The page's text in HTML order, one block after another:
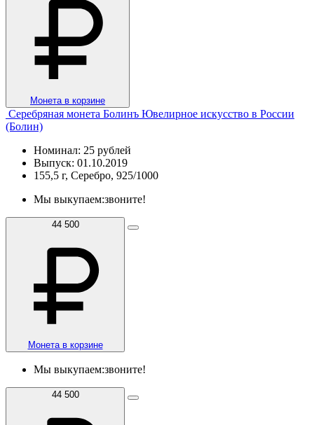
Монета в корзине
Серебряная монета Болинъ Ювелирное искусство в России
(Болин)
Номинал: 25 рублей
Выпуск: 01.10.2019
155,5 г, Серебро, 925/1000
Мы выкупаем:звоните!
44 500
Монета в корзине
Мы выкупаем:звоните!
44 500